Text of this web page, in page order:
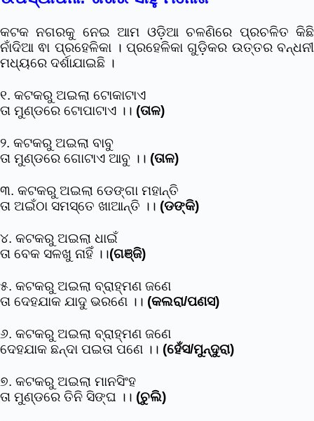
କଟକ ନଗରକୁ ନେଇ ଆମ ଓଡ଼ିଆ ଚଳଣିରେ ପ୍ରଚଳିତ କିଛି
ନାଁଦିଆ ଵା ପ୍ରହେଳିକା । ପ୍ରହେଳିକା ଗୁଡ଼ିକର ଉତ୍ତର ବନ୍ଧନୀ
ମଧ୍ୟରେ ଦର୍ଶାଯାଇଛି ।
୧. କଟକରୁ ଅଇଲା ଟୋକାଟାଏ
ତା ମୁଣ୍ଡରେ ଟୋପାଟାଏ ।। (ତାଳ)
୨. କଟକରୁ ଅଇଲା ବାବୁ
ତା ମୁଣ୍ଡରେ ଗୋଟାଏ ଆବୁ ।। (ତାଳ)
୩. କଟକରୁ ଅଇଲା ଡେଙ୍ଗା ମହାନ୍ତି
ତା ଅଇଁଠା ସମସ୍ତେ ଖାଆନ୍ତି ।। (ଡଙ୍କି)
୪. କଟକରୁ ଅଇଲା ଧାଇଁ
ତା ବେକ ସଳଖୁ ନାହିଁ ।।(ଗଞ୍ଜି)
୫. କଟକରୁ ଅଇଲା ବ୍ରାହ୍ମଣ ଜଣେ
ତା ଦେହଯାକ ଯାଦୁ ଭରଣେ ।। (କଲରା/ପଣସ)
୬. କଟକରୁ ଅଇଲା ବ୍ରାହ୍ମଣ ଜଣେ
ଦେହଯାକ ଛନ୍ଦା ପଇତା ପଣେ ।। (ହେଁସ/ମୁନ୍ଦୁରା)
୭. କଟକରୁ ଅଇଲା ମାନସିଂହ
ତା ମୁଣ୍ଡରେ ତିନି ସିଙ୍ଘ ।। (ଚୁଲି)